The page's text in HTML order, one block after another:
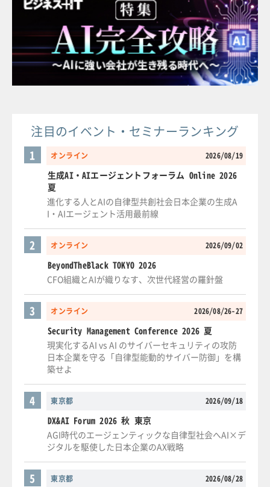
注目のイベント・セミナーランキング
オンライン 2026/08/19
1
生成AI・AIエージェントフォーラム Online 2026
夏
進化する人とAIの自律型共創社会日本企業の生成A
I・AIエージェント活用最前線
オンライン 2026/09/02
2
BeyondTheBlack TOKYO 2026
CFO組織とAIが織りなす、次世代経営の羅針盤
オンライン 2026/08/26-27
3
Security Management Conference 2026 夏
現実化するAI vs AI のサイバーセキュリティの攻防
日本企業を守る「自律型能動的サイバー防御」を構
築せよ
東京都 2026/09/18
4
DX&AI Forum 2026 秋 東京
AGI時代のエージェンティックな自律型社会へAI×デ
ジタルを駆使した日本企業のAX戦略
東京都 2026/08/28
5